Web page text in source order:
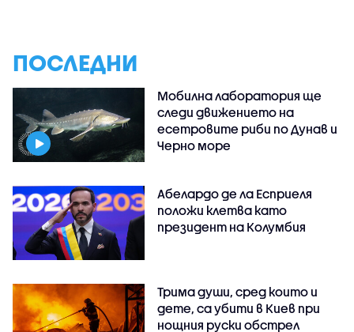
ПОСЛЕДНИ
Мобилна лаборатория ще
следи движението на
есетровите риби по Дунав и
Черно море
Абелардо де ла Есприеля
положи клетва като
президент на Колумбия
Трима души, сред които и
дете, са убити в Киев при
нощния руски обстрел